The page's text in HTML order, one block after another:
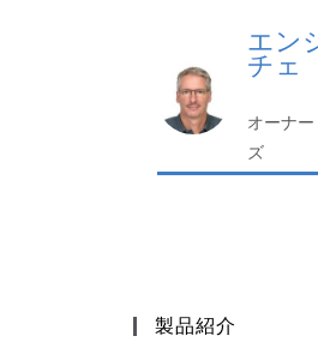
エン
チェ
オーナ
ズ
製品紹介